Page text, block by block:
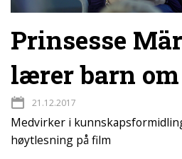
Prinsesse
lærer barn
21.12.2017
Medvirker i
høytlesning på film